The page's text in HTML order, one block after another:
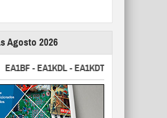
Agosto 2026
- EA1KDL - EA1KDT - EA2FBJ - EA2FJU -